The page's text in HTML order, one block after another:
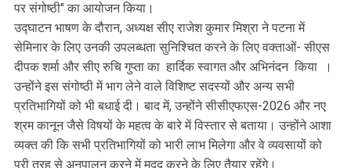
पर संगोष्ठी" का आयोजन किया।
उद्घाटन भाषण के दौरान, अध्यक्ष सीए राजेश कुमार मिश्रा ने पटना में
सेमिनार के लिए उनकी उपलब्धता सुनिश्चित करने के लिए वक्ताओं- सीएस
दीपक शर्मा और सीए रुचि गुप्ता का हार्दिक स्वागत और अभिनंदन किया ।
उन्होंने इस संगोष्ठी में भाग लेने वाले विशिष्ट सदस्यों और अन्य सभी
प्रतिभागियों को भी बधाई दी। बाद में, उन्होंने सीसीएफएस-2026 और नए
श्रम कानून जैसे विषयों के महत्व के बारे में विस्तार से बताया। उन्होंने आशा
व्यक्त की कि सभी प्रतिभागियों को भारी लाभ मिलेगा और वे व्यवसायों को
पूरी तरह से अनुपालन करने में मदद करने के लिए तैयार रहेंगे।